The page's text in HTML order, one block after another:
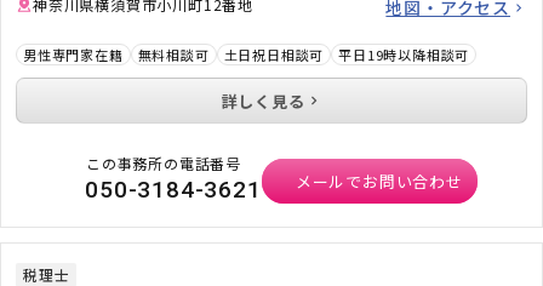
神奈川県横須賀市小川町12番地 地図・アクセス
男性専門家在籍 無料相談可 土日祝日相談可 平日19時以降相談可
詳しく見る
この事務所の電話番号
050-3184-3621 メールでお問い合わせ
税理士